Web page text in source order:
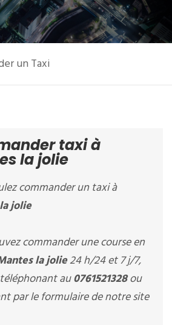
un Taxi
taxi à
la jolie
commander un taxi à
jolie
commander une course en
la jolie24 h/24 et 7 j/7,
au0761521328ou
par le formulaire de notre site